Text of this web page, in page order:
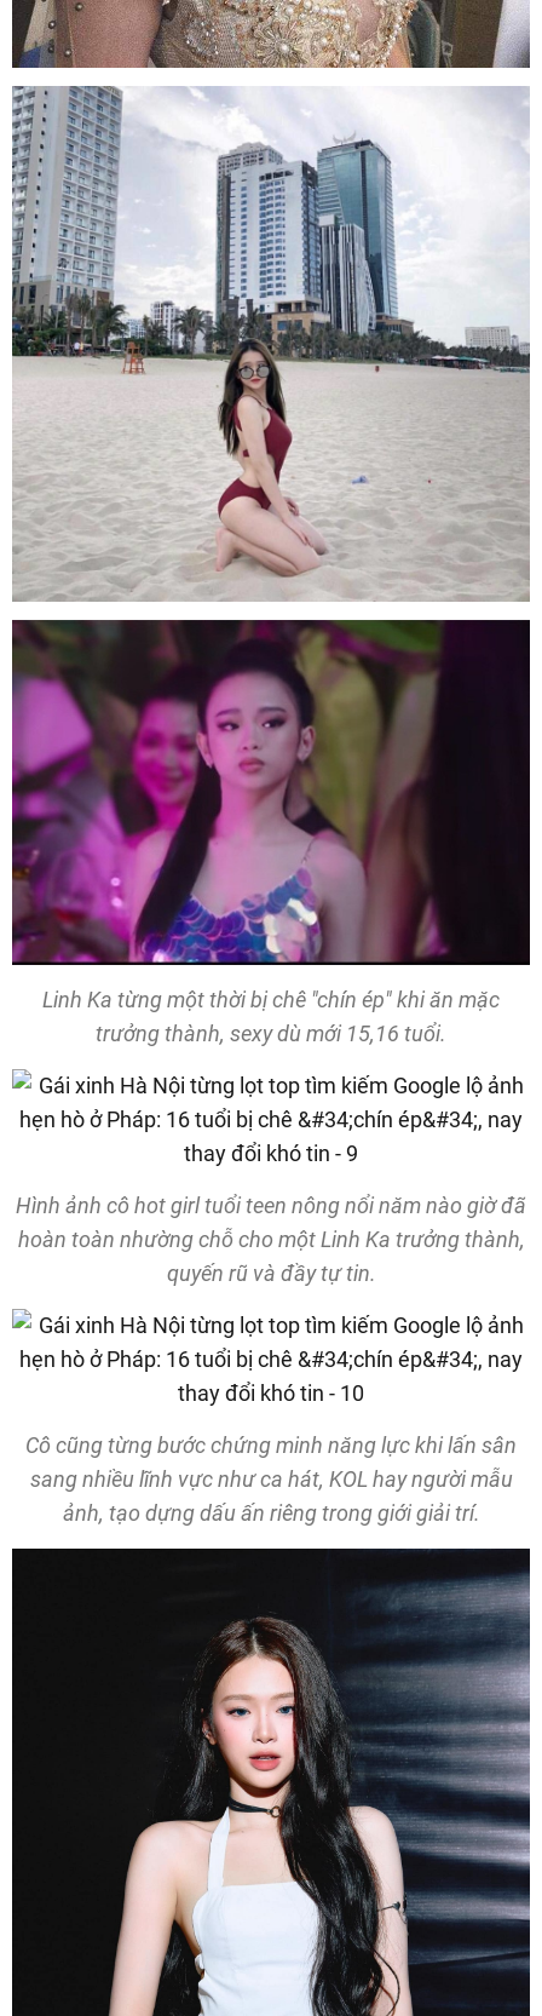
Linh Ka từng một thời bị chê "chín ép" khi ăn mặc
trưởng thành, sexy dù mới 15,16 tuổi.
Hình ảnh cô hot girl tuổi teen nông nổi năm nào giờ đã
hoàn toàn nhường chỗ cho một Linh Ka trưởng thành,
quyến rũ và đầy tự tin.
Cô cũng từng bước chứng minh năng lực khi lấn sân
sang nhiều lĩnh vực như ca hát, KOL hay người mẫu
ảnh, tạo dựng dấu ấn riêng trong giới giải trí.